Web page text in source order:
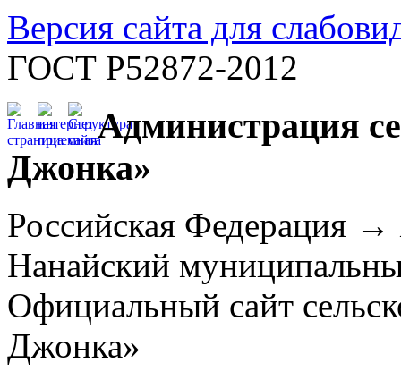
Версия сайта для
ГОСТ Р52872-2012
Администрация
Джонка»
Российская Федерация
Нанайский
Официальный сайт
Джонка»